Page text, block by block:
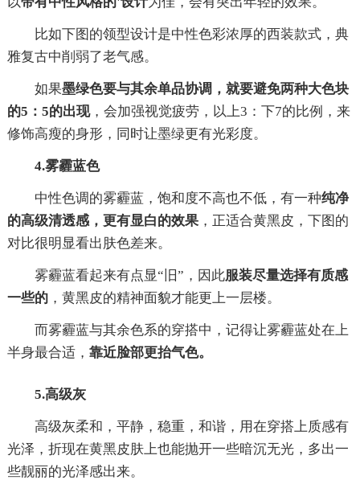
比如下图的领型设计是中性色彩浓厚的西装款式，典
雅复古中削弱了老气感。
如果墨绿色要与其余单品协调，就要避免两种大色块
的5：5的出现，会加强视觉疲劳，以上3：下7的比例，来
修饰高瘦的身形，同时让墨绿更有光彩度。
4.雾霾蓝色
中性色调的雾霾蓝，饱和度不高也不低，有一种纯净
的高级清透感，更有显白的效果，正适合黄黑皮，下图的
对比很明显看出肤色差来。
雾霾蓝看起来有点显“旧”，因此服装尽量选择有质感
一些的，黄黑皮的精神面貌才能更上一层楼。
而雾霾蓝与其余色系的穿搭中，记得让雾霾蓝处在上
半身最合适， 靠近脸部更抬气色。
5.高级灰
高级灰柔和，平静，稳重，和谐，用在穿搭上质感有
光泽，折现在黄黑皮肤上也能抛开一些暗沉无光，多出一
些靓丽的光泽感出来。